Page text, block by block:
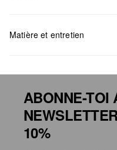
Matière et entretien
Ne pas mettre au sèche-linge
ABONNE-TOI
10%